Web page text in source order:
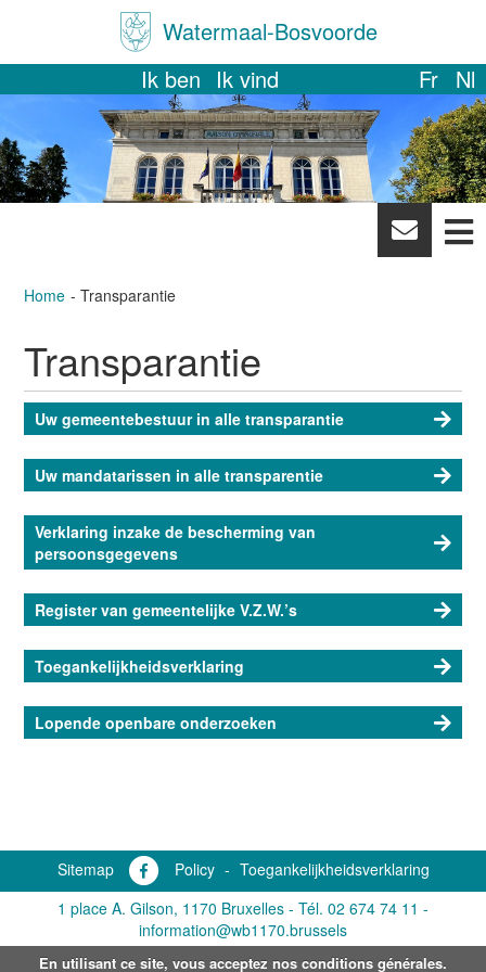
Watermaal-Bosvoorde
Ik ben Ik vind Fr Nl
News
Home Transparantie
Transparantie
Uw gemeentebestuur in alle transparantie
Uw mandatarissen in alle transparentie
Verklaring inzake de bescherming van
persoonsgegevens
Register van gemeentelijke V.Z.W.’s
Toegankelijkheidsverklaring
Lopende openbare onderzoeken
Sitemap Policy - Toegankelijkheidsverklaring
1 place A. Gilson, 1170 Bruxelles - Tél. 02 674 74 11 -
information@wb1170.brussels
En utilisant ce site, vous acceptez nos conditions générales.